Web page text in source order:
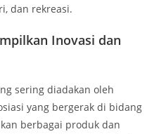
dan rekreasi.
Inovasi dan
sering diadakan oleh
yang bergerak di bidang
berbagai produk dan